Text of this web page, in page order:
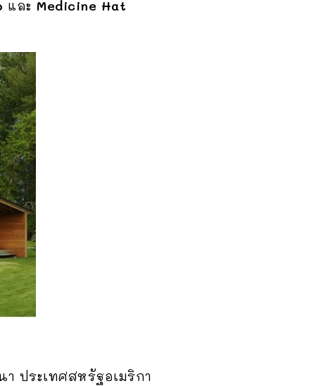
และ Medicine Hat
ประเทศสหรัฐอเมริกา